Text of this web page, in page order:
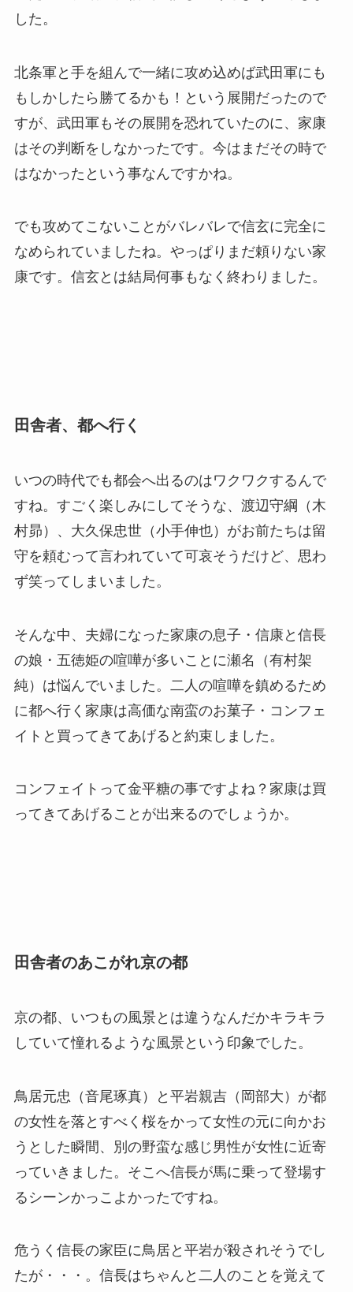
した。
北条軍と手を組んで一緒に攻め込めば武田軍にも
もしかしたら勝てるかも！という展開だったので
すが、武田軍もその展開を恐れていたのに、家康
はその判断をしなかったです。今はまだその時で
はなかったという事なんですかね。
でも攻めてこないことがバレバレで信玄に完全に
なめられていましたね。やっぱりまだ頼りない家
康です。信玄とは結局何事もなく終わりました。
田舎者、都へ行く
いつの時代でも都会へ出るのはワクワクするんで
すね。すごく楽しみにしてそうな、渡辺守綱（木
村昴）、大久保忠世（小手伸也）がお前たちは留
守を頼むって言われていて可哀そうだけど、思わ
ず笑ってしまいました。
そんな中、夫婦になった家康の息子・信康と信長
の娘・五徳姫の喧嘩が多いことに瀬名（有村架
純）は悩んでいました。二人の喧嘩を鎮めるため
に都へ行く家康は高価な南蛮のお菓子・コンフェ
イトと買ってきてあげると約束しました。
コンフェイトって金平糖の事ですよね？家康は買
ってきてあげることが出来るのでしょうか。
田舎者のあこがれ京の都
京の都、いつもの風景とは違うなんだかキラキラ
していて憧れるような風景という印象でした。
鳥居元忠（音尾琢真）と平岩親吉（岡部大）が都
の女性を落とすべく桜をかって女性の元に向かお
うとした瞬間、別の野蛮な感じ男性が女性に近寄
っていきました。そこへ信長が馬に乗って登場す
るシーンかっこよかったですね。
危うく信長の家臣に鳥居と平岩が殺されそうでし
たが・・・。信長はちゃんと二人のことを覚えて